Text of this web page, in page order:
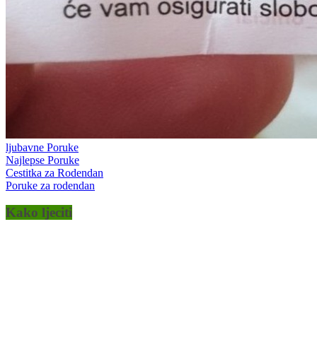
ljubavne Poruke
Najlepse Poruke
Cestitka za Rodendan
Poruke za rodendan
Kako ljeciti